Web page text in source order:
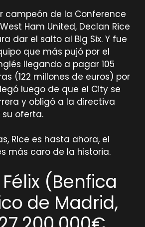
campeón de la Conference
Ham United, Declan Rice
dar el salto al Big Six. Y fue
que más pujó por el
llegando a pagar 105
(122 millones de euros) por
luego de que el City se
y obligó a la directiva
su oferta.
Rice es hasta ahora, el
más caro de la historia.
(Benfica
de Madrid,